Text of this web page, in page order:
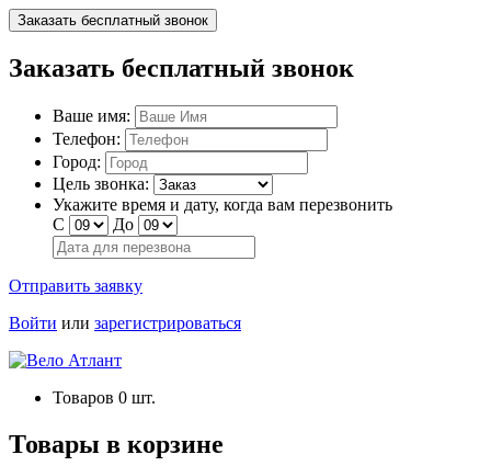
Заказать бесплатный звонок
Заказать бесплатный звонок
Ваше имя:
Телефон:
Город:
Цель звонка:
Укажите время и дату, когда вам перезвонить
С
До
Отправить заявку
Войти или зарегистрироваться
Товаров 0 шт.
Товары в корзине